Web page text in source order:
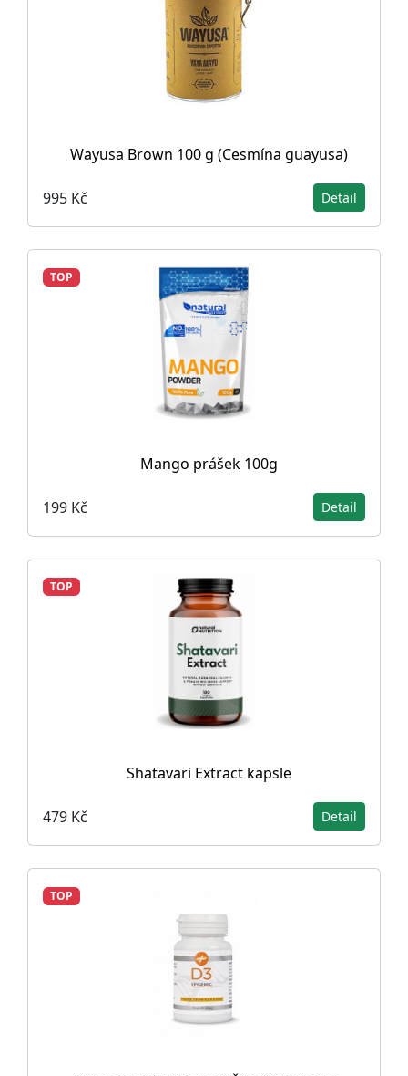
Wayusa Brown 100 g (Cesmína guayusa)
995 Kč Detail
TOP
Mango prášek 100g
199 Kč Detail
TOP
Shatavari Extract kapsle
479 Kč Detail
TOP